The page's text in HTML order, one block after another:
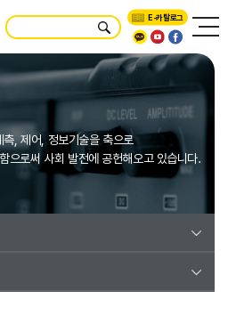
E-카탈로그
, 제어, 정보기술을 축으로
으로써 사회 발전에 공헌해오고 있습니다.